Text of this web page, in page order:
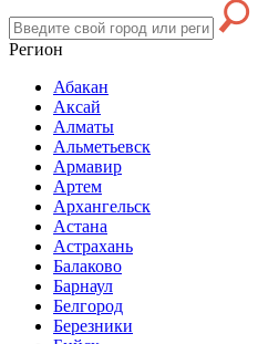
Регион
Абакан
Аксай
Алматы
Альметьевск
Армавир
Артем
Архангельск
Астана
Астрахань
Балаково
Барнаул
Белгород
Березники